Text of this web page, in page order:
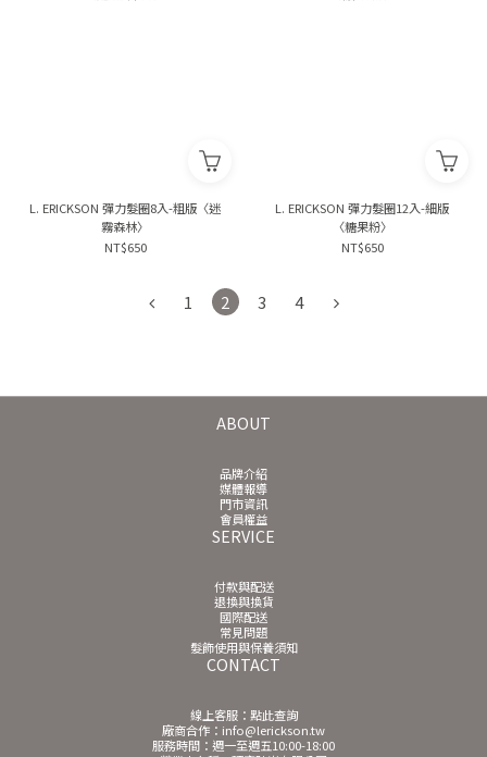
L. ERICKSON 彈力髮圈8入-粗版〈迷
霧森林〉
NT$650
L. ERICKSON 彈力髮圈12入-細版
〈糖果粉〉
NT$650
1 2 3 4
ABOUT
品牌介紹
媒體報導
門市資訊
會員權益
SERVICE
付款與配送
退換與換貨
國際配送
常見問題
髮飾使用與保養須知
CONTACT
線上客服： 點此查詢
廠商合作：info@lerickson.tw
服務時間：週一至週五10:00-18:00